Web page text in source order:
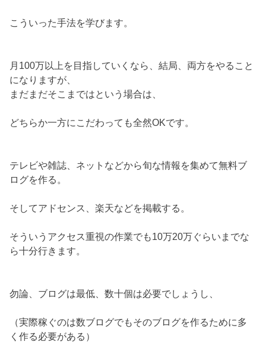
こういった手法を学びます。
月100万以上を目指していくなら、結局、両方をやること
になりますが、
まだまだそこまではという場合は、
どちらか一方にこだわっても全然OKです。
テレビや雑誌、ネットなどから旬な情報を集めて無料ブ
ログを作る。
そしてアドセンス、楽天などを掲載する。
そういうアクセス重視の作業でも10万20万ぐらいまでな
ら十分行きます。
勿論、ブログは最低、数十個は必要でしょうし、
（実際稼ぐのは数ブログでもそのブログを作るために多
く作る必要がある）